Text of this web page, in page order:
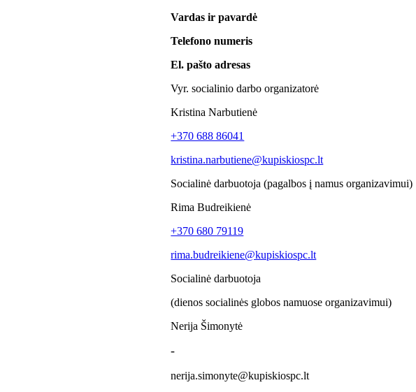
Vardas ir pavardė
Telefono numeris
El. pašto adresas
Vyr. socialinio darbo organizatorė
Kristina Narbutienė
+370 688 86041
kristina.narbutiene@kupiskiospc.lt
Socialinė darbuotoja (pagalbos į namus organizavimui)
Rima Budreikienė
+370 680 79119
rima.budreikiene@kupiskiospc.lt
Socialinė darbuotoja
(dienos socialinės globos namuose organizavimui)
Nerija Šimonytė
-
nerija.simonyte@kupiskiospc.lt